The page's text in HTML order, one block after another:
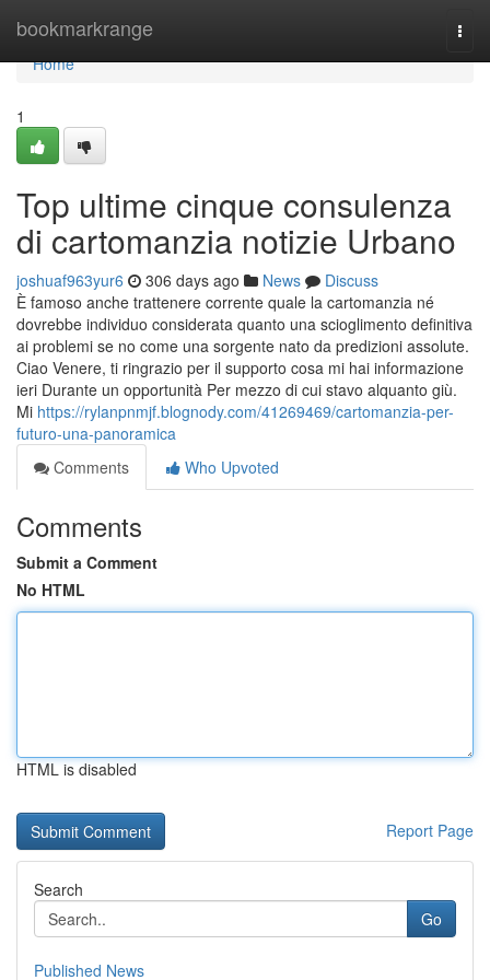
bookmarkrange
Home
Home
1
Top ultime cinque consulenza
di cartomanzia notizie Urbano
joshuaf963yur6 306 days ago News
Discuss
È famoso anche trattenere corrente quale la cartomanzia né
dovrebbe individuo considerata quanto una scioglimento definitiva
ai problemi se no come una sorgente nato da predizioni assolute.
Ciao Venere, ti ringrazio per il supporto cosa mi hai informazione
ieri Durante un opportunità Per mezzo di cui stavo alquanto giù.
Mi https://rylanpnmjf.blognody.com/41269469/cartomanzia-per-
futuro-una-panoramica
Comments
Who Upvoted
Comments
Submit a Comment
No HTML
HTML is disabled
Report Page
Search
Go
Published News